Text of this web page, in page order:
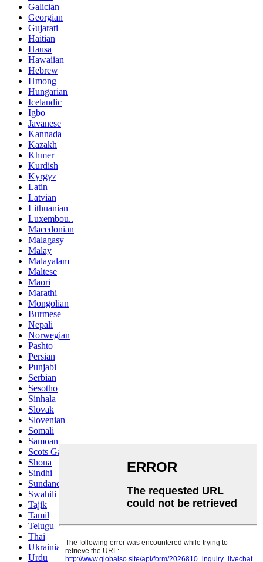
Galician
Georgian
Gujarati
Haitian
Hausa
Hawaiian
Hebrew
Hmong
Hungarian
Icelandic
Igbo
Javanese
Kannada
Kazakh
Khmer
Kurdish
Kyrgyz
Latin
Latvian
Lithuanian
Luxembou..
Macedonian
Malagasy
Malay
Malayalam
Maltese
Maori
Marathi
Mongolian
Burmese
Nepali
Norwegian
Pashto
Persian
Punjabi
Serbian
Sesotho
Sinhala
Slovak
Slovenian
Somali
Samoan
Scots Gaelic
Shona
Sindhi
Sundanese
Swahili
Tajik
Tamil
Telugu
Thai
Ukrainian
Urdu